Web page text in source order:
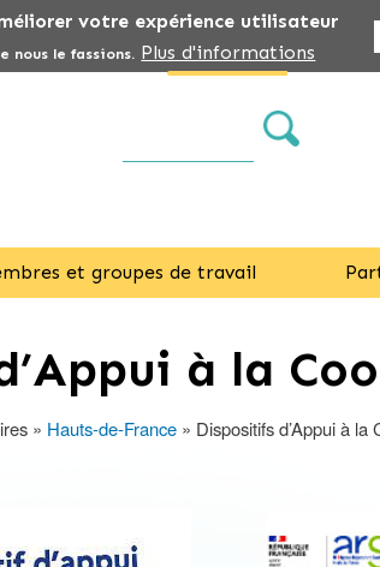
votre expérience utilisateur
nous le fassions. Plus d'informations
Aller
au
contenu
principal
et groupes de travail
à la
Hauts-de-France Dispositifs d’Appui à la